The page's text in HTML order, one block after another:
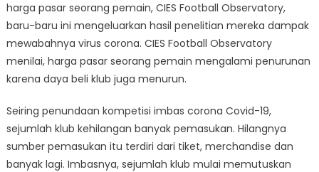
harga pasar seorang pemain, CIES Football Observatory,
baru-baru ini mengeluarkan hasil penelitian mereka dampak
mewabahnya virus corona. CIES Football Observatory
menilai, harga pasar seorang pemain mengalami penurunan
karena daya beli klub juga menurun.
Seiring penundaan kompetisi imbas corona Covid-19,
sejumlah klub kehilangan banyak pemasukan. Hilangnya
sumber pemasukan itu terdiri dari tiket, merchandise dan
banyak lagi. Imbasnya, sejumlah klub mulai memutuskan